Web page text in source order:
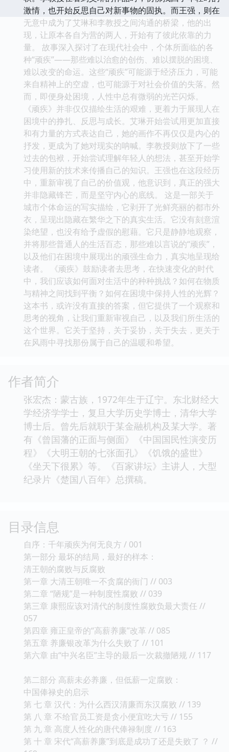
激情，也开始反思自己对新事物的固执。而王强，则在
无意中成为了艾琳和李教授之间沟通的桥梁，他的出
现，让原本各自为营的两人，开始有了彼此依靠的力
量。 故事深入探讨了在现代社会中，个体所面临的各
种“顽疾”——那些难以治愈的创伤、难以摆脱的困境、
难以改变的命运。这些“顽疾”可能源于经济压力，可能
来自精神上的空虚，也可能源于对社会价值的失落。然
而，即便身处困境，人性中总有微弱的光芒闪烁。
《顽疾》并非仅仅描绘生活的艰难，更着力于展现人在
困境中的挣扎、反思与成长。艾琳开始尝试用更加直接
和有力量的方式表达自己，她的画作不再仅仅是内心的
抒发，更成为了她对现实的呐喊。李教授则放下了一些
过去的包袱，开始尝试理解年轻人的想法，甚至开始学
习使用新的技术来传播自己的知识。王强也在这段经历
中，重新审视了自己的价值观，他意识到，真正的强大
并非隐藏锋芒，而是坚守内心的底线。 这是一部关于
城市个体命运的写实描绘，它剥开了光鲜亮丽的都市外
衣，呈现出隐藏在繁华之下的真实生活。它没有刻意渲
染绝望，也没有给予虚假的慰藉。它只是静静地观察，
并将那些普通人的生活百态，那些难以言说的“顽疾”，
以及他们在困境中展现出的顽强生命力，真实地呈现给
读者。 《顽疾》鼓励读者去思考，在快速变化的时代
中，我们应该如何面对生活中的种种挑战？如何在物质
与精神之间找到平衡？如何在困境中保持人性的光辉？
这本书，或许没有直接的答案，但它提供了一个观察和
思考的视角，让我们重新审视自己，以及我们所生活的
这个世界。它关于坚持，关于妥协，关于失去，更关于
在风雨中寻找那份属于自己的温暖和希望。
作者简介
张宏杰：蒙古族，1972年生于辽宁。东北财经大
学经济学学士，复旦大学历史学博士，清华大学
博士后。曾先后就职于某金融机构及某大学。著
有《曾国藩的正面与侧面》《中国国民性演变历
程》《大明王朝的七张面孔》《饥饿的盛世》
《坐天下很累》等。《百家讲坛》主讲人，大型
纪录片《楚国八百年》总撰稿。
目录信息
自序：千年顽疾为何无良方 / 001
第一部分 最坏的结局，最好的样本：
清王朝的腐败与反腐败
第一章 大清王朝唯一不贪腐的衙门 // 003
第二章 “陋规”是一种制度性腐败 // 039
第三章 康熙应该对清代的制度性腐败负最大责任 //
057
第四章 雍正皇帝的“高薪养廉”改革 // 085
第五章 养廉银改革为什么失败了 // 101
第六章 由“中兴名臣”主导的最后一次裁撤陋规 // 117
第二部分 高薪未必养廉，但低薪一定腐败：
中国俸禄史的启示
第 七 章 汉代：为什么西汉清廉而东汉腐败 // 139
第 八 章 不给官员工资是贪小便宜吃大亏 // 155
第 九 章 高度人性化的唐代俸禄制度 // 163
第 十 章 宋代“高薪养廉”到底是成功了还是失败了 ？ //